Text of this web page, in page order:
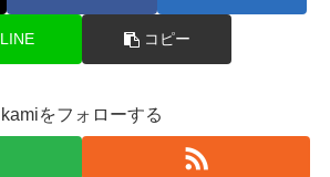
LINE コピー
kamiをフォローする